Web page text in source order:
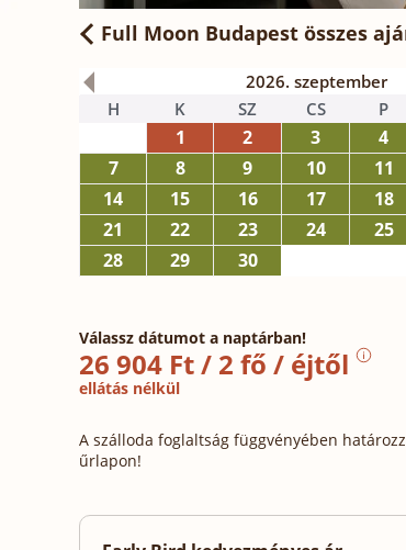
Full Moon Budapest összes
2026. szeptember
H
K SZ CS P
1 2 3 4
7
8 9 10 11
14
15 16 17 18
21
22 23 24 25
28
29 30
Válassz dátumot a naptárban!
26 904 Ft / 2 fő / éjtől
ellátás nélkül
A szálloda foglaltság függvényében
űrlapon!